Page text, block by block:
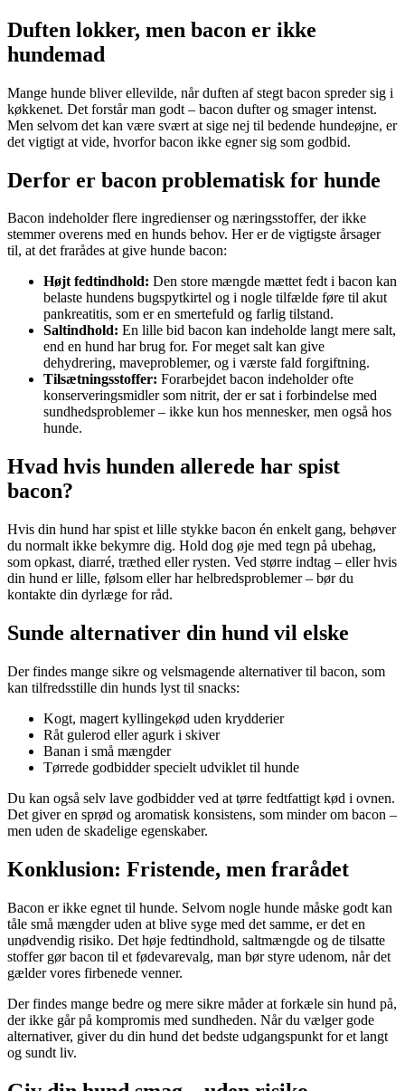
Duften lokker, men bacon er ikke
hundemad
Mange hunde bliver ellevilde, når duften af stegt bacon spreder sig i
køkkenet. Det forstår man godt – bacon dufter og smager intenst.
Men selvom det kan være svært at sige nej til bedende hundeøjne, er
det vigtigt at vide, hvorfor bacon ikke egner sig som godbid.
Derfor er bacon problematisk for hunde
Bacon indeholder flere ingredienser og næringsstoffer, der ikke
stemmer overens med en hunds behov. Her er de vigtigste årsager
til, at det frarådes at give hunde bacon:
Højt fedtindhold: Den store mængde mættet fedt i bacon kan
belaste hundens bugspytkirtel og i nogle tilfælde føre til akut
pankreatitis, som er en smertefuld og farlig tilstand.
Saltindhold: En lille bid bacon kan indeholde langt mere salt,
end en hund har brug for. For meget salt kan give
dehydrering, maveproblemer, og i værste fald forgiftning.
Tilsætningsstoffer: Forarbejdet bacon indeholder ofte
konserveringsmidler som nitrit, der er sat i forbindelse med
sundhedsproblemer – ikke kun hos mennesker, men også hos
hunde.
Hvad hvis hunden allerede har spist
bacon?
Hvis din hund har spist et lille stykke bacon én enkelt gang, behøver
du normalt ikke bekymre dig. Hold dog øje med tegn på ubehag,
som opkast, diarré, træthed eller rysten. Ved større indtag – eller hvis
din hund er lille, følsom eller har helbredsproblemer – bør du
kontakte din dyrlæge for råd.
Sunde alternativer din hund vil elske
Der findes mange sikre og velsmagende alternativer til bacon, som
kan tilfredsstille din hunds lyst til snacks:
Kogt, magert kyllingekød uden krydderier
Råt gulerod eller agurk i skiver
Banan i små mængder
Tørrede godbidder specielt udviklet til hunde
Du kan også selv lave godbidder ved at tørre fedtfattigt kød i ovnen.
Det giver en sprød og aromatisk konsistens, som minder om bacon –
men uden de skadelige egenskaber.
Konklusion: Fristende, men frarådet
Bacon er ikke egnet til hunde. Selvom nogle hunde måske godt kan
tåle små mængder uden at blive syge med det samme, er det en
unødvendig risiko. Det høje fedtindhold, saltmængde og de tilsatte
stoffer gør bacon til et fødevarevalg, man bør styre udenom, når det
gælder vores firbenede venner.
Der findes mange bedre og mere sikre måder at forkæle sin hund på,
der ikke går på kompromis med sundheden. Når du vælger gode
alternativer, giver du din hund det bedste udgangspunkt for et langt
og sundt liv.